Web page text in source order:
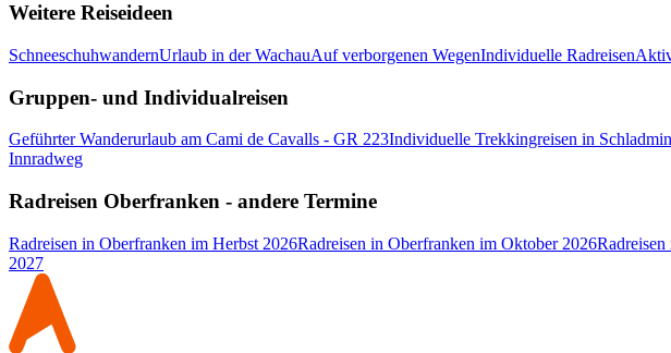
Weitere Reiseideen
SchneeschuhwandernUrlaub in der WachauAuf verborgenen WegenIndividuelle Radreisen
Gruppen- und Individualreisen
Geführter Wanderurlaub am Cami de Cavalls - GR 223Individuelle Trekkingreisen in
Innradweg
Radreisen Oberfranken - andere Termine
Radreisen in Oberfranken im Herbst 2026Radreisen in Oberfranken im Oktober 2026
2027